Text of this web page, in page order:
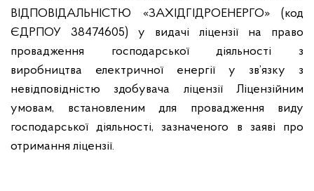
ВІДПОВІДАЛЬНІСТЮ «ЗАХІДГІДРОЕНЕРГО» (код
ЄДРПОУ 38474605) у видачі ліцензії на право
провадження господарської діяльності з
виробництва електричної енергії у зв’язку з
невідповідністю здобувача ліцензії Ліцензійним
умовам, встановленим для провадження виду
господарської діяльності, зазначеного в заяві про
отримання ліцензії.